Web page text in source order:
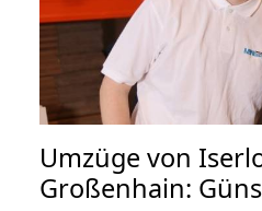
Umzüge von
Großenhain: